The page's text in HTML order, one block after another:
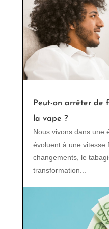
Peut-on arrêter de
la vape ?
Nous vivons dans une
évoluent à une vitesse
changements, le
transformation...